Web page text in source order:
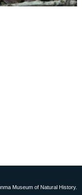
Museum of Natural History.